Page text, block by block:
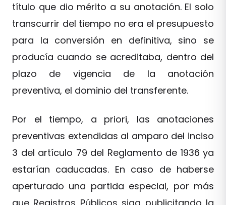
título que dio mérito a su anotación. El solo
transcurrir del tiempo no era el presupuesto
para la conversión en definitiva, sino se
producía cuando se acreditaba, dentro del
plazo de vigencia de la anotación
preventiva, el dominio del transferente.
Por el tiempo, a priori, las anotaciones
preventivas extendidas al amparo del inciso
3 del artículo 79 del Reglamento de 1936 ya
estarían caducadas. En caso de haberse
aperturado una partida especial, por más